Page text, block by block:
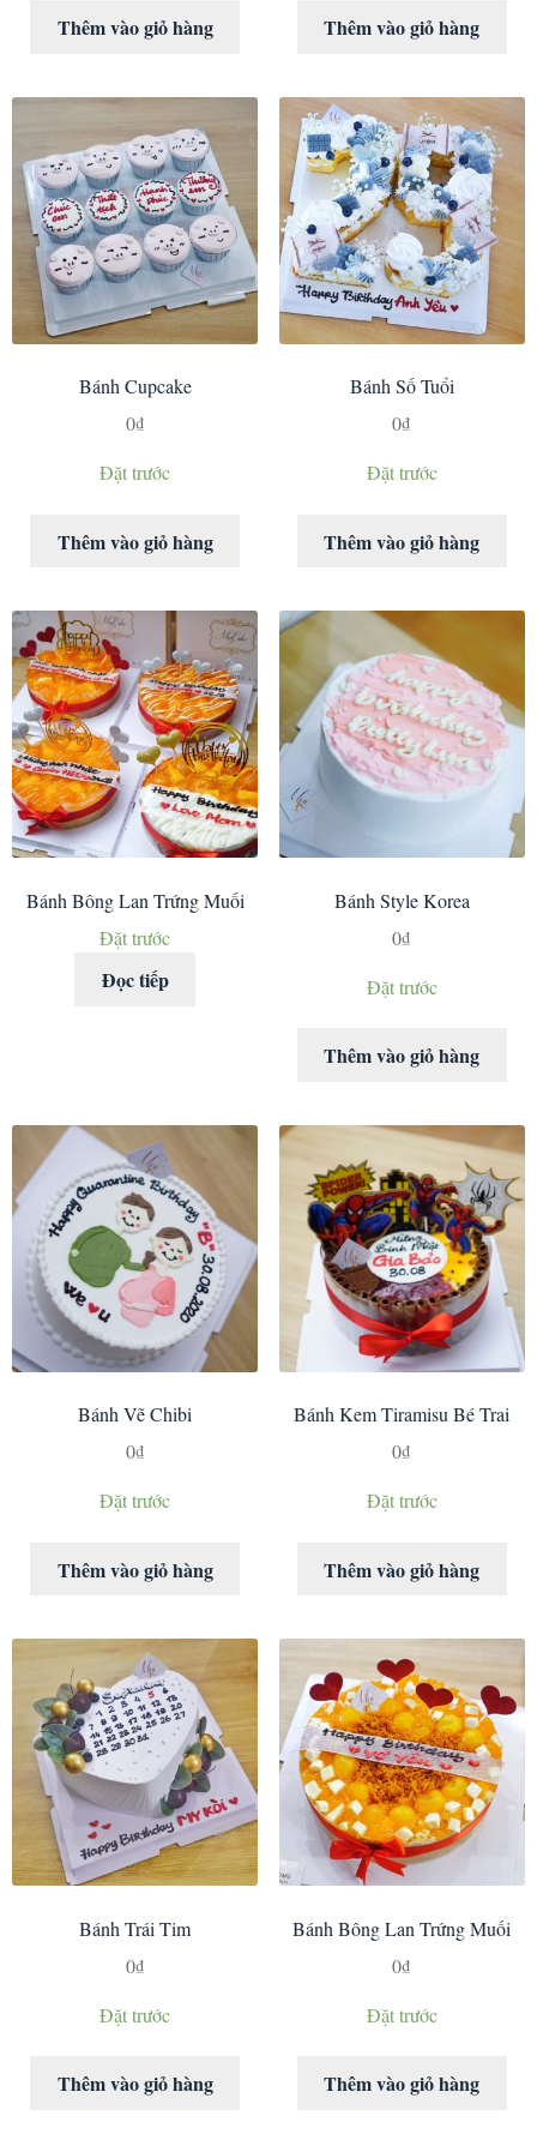
Thêm vào giỏ hàng Thêm vào giỏ hàng
Bánh Cupcake
0₫
Đặt trước
Thêm vào giỏ hàng
Bánh Số Tuổi
0₫
Đặt trước
Thêm vào giỏ hàng
Bánh Bông Lan Trứng Muối
Đặt trước
Đọc tiếp
Bánh Style Korea
0₫
Đặt trước
Thêm vào giỏ hàng
Bánh Vẽ Chibi
0₫
Đặt trước
Thêm vào giỏ hàng
Bánh Kem Tiramisu Bé Trai
0₫
Đặt trước
Thêm vào giỏ hàng
Bánh Trái Tim
0₫
Đặt trước
Thêm vào giỏ hàng
Bánh Bông Lan Trứng Muối
0₫
Đặt trước
Thêm vào giỏ hàng